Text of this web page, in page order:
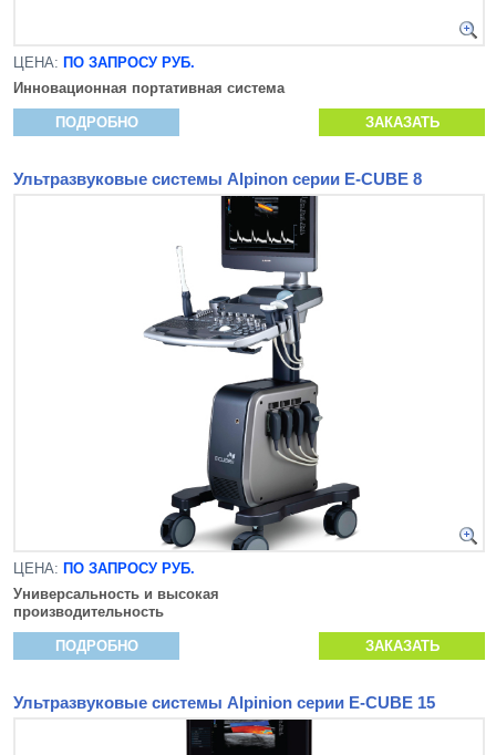
ЦЕНА: ПО ЗАПРОСУ РУБ.
Инновационная портативная система
ПОДРОБНО ЗАКАЗАТЬ
Ультразвуковые системы Alpinon серии E-CUBE 8
ЦЕНА: ПО ЗАПРОСУ РУБ.
Универсальность и высокая
производительность
ПОДРОБНО ЗАКАЗАТЬ
Ультразвуковые системы Alpinion серии E-CUBE 15